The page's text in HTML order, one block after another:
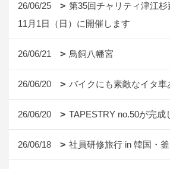
26/06/25
第35回チャリティ津江杉
11月1日（日）に開催します
26/06/21 鳥飼八幡宮
26/06/20 バイクにも素敵なイタ車
26/06/20 TAPESTRY no.50が完成
26/06/18 社員研修旅行 in 韓国・